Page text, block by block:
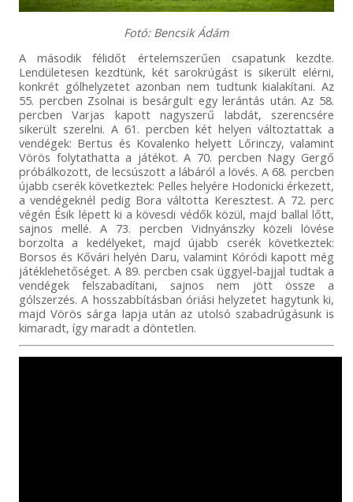
Fotó: Bencsik Ádám
A második félidőt értelemszerűen csapatunk kezdte.
Lendületesen kezdtünk, két sarokrúgást is sikerült elérni,
konkrét gólhelyzetet azonban nem tudtunk kialakítani. Az
55. percben Zsolnai is besárgult egy lerántás után. Az 58.
percben Varjas kapott nagyszerű labdát, szerencsére
sikerült szerelni. A 61. percben két helyen változtattak a
vendégek: Bertus és Kovalenko helyett Lőrinczy, valamint
Vörös folytathatta a játékot. A 70. percben Nagy Gergő
próbálkozott, de lecsúszott a lábáról a lövés. A 68. percben
újabb cserék következtek: Pelles helyére Hodonicki érkezett,
a vendégeknél pedig Bora váltotta Keresztest. A 72. perc
végén Ésik lépett ki a kövesdi védők közül, majd ballal lőtt,
sajnos mellé. A 73. percben Vidnyánszky közeli lövése
borzolta a kedélyeket, majd újabb cserék következtek:
Borsos és Kővári helyén Daru, valamint Kóródi kapott még
játéklehetőséget. A 89. percben csak üggyel-bajjal tudtak a
vendégek felszabadítani, sajnos nem jött össze a
gólszerzés. A hosszabbításban óriási helyzetet hagytunk ki,
majd Vörös sárga lapja után az utolsó szabadrúgásunk is
kimaradt, így maradt a döntetlen.